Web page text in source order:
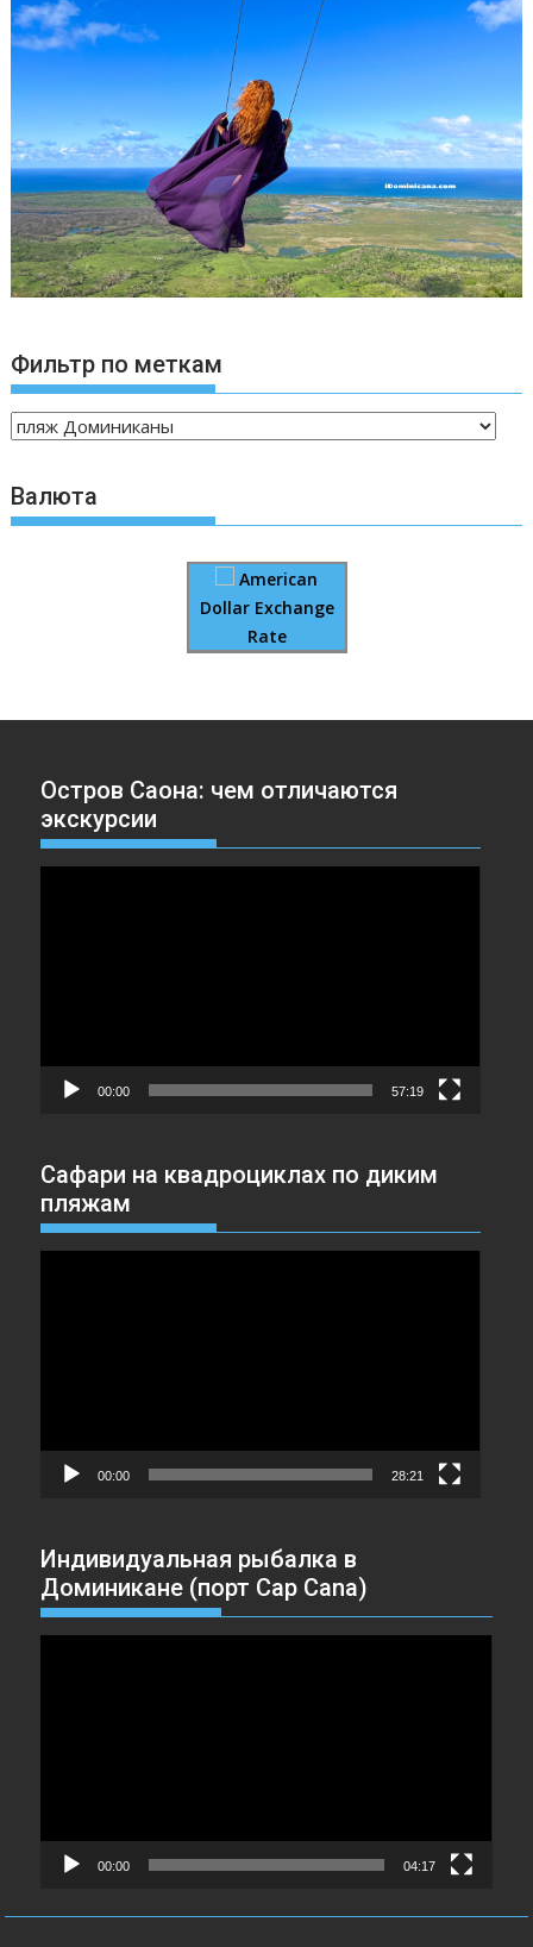
Фильтр по меткам
Валюта
American
Dollar Exchange
Rate
Остров Саона: чем отличаются
экскурсии
00:00 57:19
Сафари на квадроциклах по диким
пляжам
00:00 28:21
Индивидуальная рыбалка в
Доминикане (порт Cap Cana)
00:00 04:17